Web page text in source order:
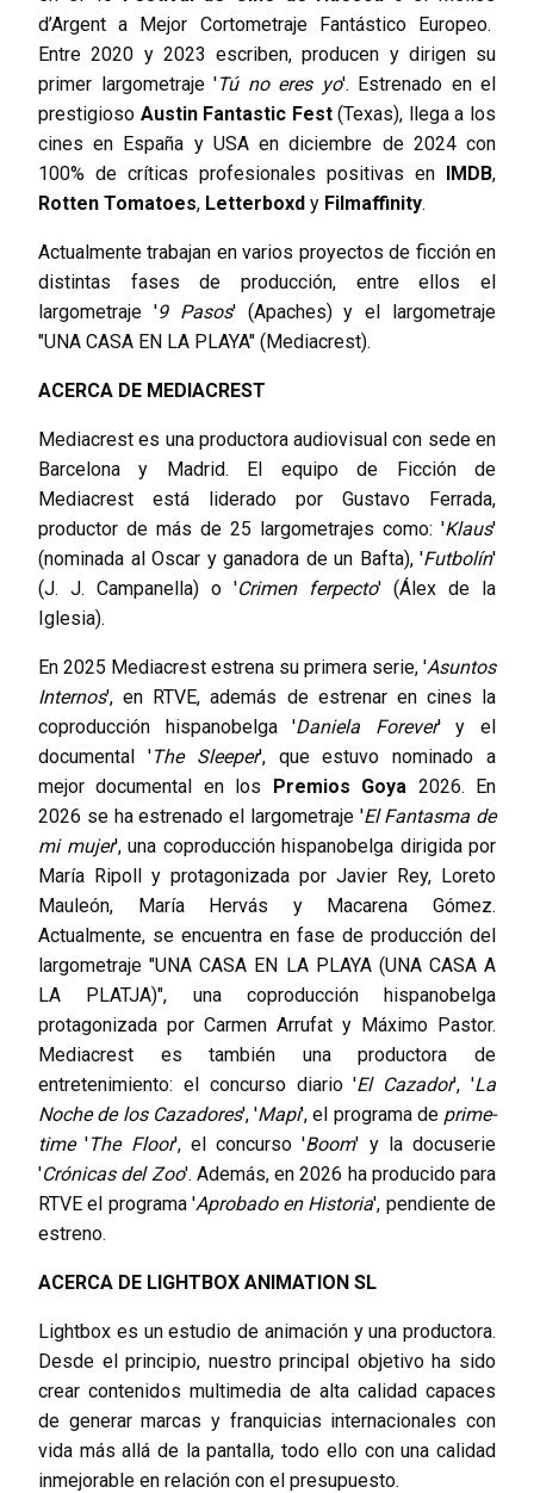
d’Argent a Mejor Cortometraje Fantástico Europeo.
Entre 2020 y 2023 escriben, producen y dirigen su
primer largometraje 'Tú no eres yo'. Estrenado en el
prestigioso Austin Fantastic Fest(Texas), llega a los
cines en España y USA en diciembre de 2024 con
100% de críticas profesionales positivas en IMDB,
Rotten Tomatoes, Letterboxd y Filmaffinity.
Actualmente trabajan en varios proyectos de ficción en
distintas fases de producción, entre ellos el
largometraje '9 Pasos' (Apaches) y el largometraje
"UNA CASA EN LA PLAYA" (Mediacrest).
ACERCA DE MEDIACREST
Mediacrest es una productora audiovisual con sede en
Barcelona y Madrid. El equipo de Ficción de
Mediacrest está liderado por Gustavo Ferrada,
productor de más de 25 largometrajes como: 'Klaus'
(nominada al Oscar y ganadora de un Bafta), 'Futbolín'
(J. J. Campanella) o 'Crimen ferpecto' (Álex de la
Iglesia).
En 2025 Mediacrest estrena su primera serie, 'Asuntos
Internos', en RTVE, además de estrenar en cines la
coproducción hispanobelga 'Daniela Forever' y el
documental 'The Sleeper', que estuvo nominado a
mejor documental en los Premios Goya 2026. En
2026 se ha estrenado el largometraje 'El Fantasma de
mi mujer', una coproducción hispanobelga dirigida por
María Ripoll y protagonizada por Javier Rey, Loreto
Mauleón, María Hervás y Macarena Gómez.
Actualmente, se encuentra en fase de producción del
largometraje "UNA CASA EN LA PLAYA (UNA CASA A
LA PLATJA)", una coproducción hispanobelga
protagonizada por Carmen Arrufat y Máximo Pastor.
Mediacrest es también una productora de
entretenimiento: el concurso diario 'El Cazador', 'La
Noche de los Cazadores', 'Mapi', el programa de prime-
time'The Floor', el concurso 'Boom' y la docuserie
'Crónicas del Zoo'. Además, en 2026 ha producido para
RTVE el programa 'Aprobado en Historia', pendiente de
estreno.
ACERCA DE LIGHTBOX ANIMATION SL
Lightbox es un estudio de animación y una productora.
Desde el principio, nuestro principal objetivo ha sido
crear contenidos multimedia de alta calidad capaces
de generar marcas y franquicias internacionales con
vida más allá de la pantalla, todo ello con una calidad
inmejorable en relación con el presupuesto.